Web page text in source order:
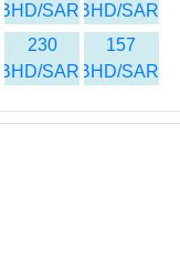
BHD/SAR
BHD/SAR
157
BHD/SAR
230
BHD/SAR